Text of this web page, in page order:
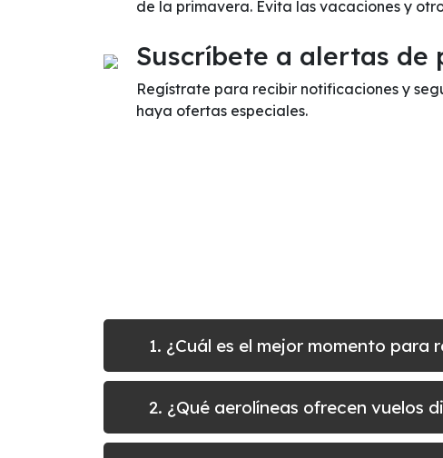
de la primavera. Evita las vacaciones y
Suscríbete a alertas de
Regístrate para recibir notificaciones y
haya ofertas especiales.
1. ¿Cuál es el mejor momento
2. ¿Qué aerolíneas ofrecen vuelos